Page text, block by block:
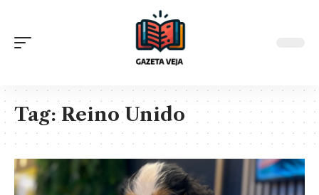
Tag:Reino Unido